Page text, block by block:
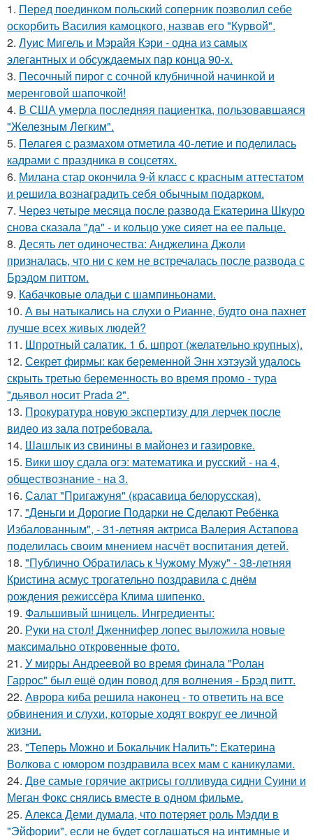
1. Перед поединком польский соперник позволил себе
оскорбить Василия камоцкого, назвав его "Курвой".
2. Луис Мигель и Мэрайя Кэри - одна из самых
элегантных и обсуждаемых пар конца 90-х.
3. Песочный пирог с сочной клубничной начинкой и
меренговой шапочкой!
4. В США умерла последняя пациентка, пользовавшаяся
"Железным Легким".
5. Пелагея с размахом отметила 40-летие и поделилась
кадрами с праздника в соцсетях.
6. Милана стар окончила 9-й класс с красным аттестатом
и решила вознаградить себя обычным подарком.
7. Через четыре месяца после развода Екатерина Шкуро
снова сказала "да" - и кольцо уже сияет на ее пальце.
8. Десять лет одиночества: Анджелина Джоли
призналась, что ни с кем не встречалась после развода с
Брэдом питтом.
9. Кабачковые оладьи с шампиньонами.
10. А вы натыкались на слухи о Рианне, будто она пахнет
лучше всех живых людей?
11. Шпротный салатик. 1 б. шпрот (желательно крупных).
12. Секрет фирмы: как беременной Энн хэтэуэй удалось
скрыть третью беременность во время промо - тура
"дьявол носит Prada 2".
13. Прокуратура новую экспертизу для лерчек после
видео из зала потребовала.
14. Шашлык из свинины в майонез и газировке.
15. Вики шоу сдала огэ: математика и русский - на 4,
обществознание - на 3.
16. Салат "Пригажуня" (красавица белорусская).
17. "Деньги и Дорогие Подарки не Сделают Ребёнка
Избалованным", - 31-летняя актриса Валерия Астапова
поделилась своим мнением насчёт воспитания детей.
18. "Публично Обратилась к Чужому Мужу" - 38-летняя
Кристина асмус трогательно поздравила с днём
рождения режиссёра Клима шипенко.
19. Фальшивый шницель. Ингредиенты:
20. Руки на стол! Дженнифер лопес выложила новые
максимально откровенные фото.
21. У мирры Андреевой во время финала "Ролан
Гаррос" был ещё один повод для волнения - Брэд питт.
22. Аврора киба решила наконец - то ответить на все
обвинения и слухи, которые ходят вокруг ее личной
жизни.
23. "Теперь Можно и Бокальчик Налить": Екатерина
Волкова с юмором поздравила всех мам с каникулами.
24. Две самые горячие актрисы голливуда сидни Суини и
Меган Фокс снялись вместе в одном фильме.
25. Алекса Деми думала, что потеряет роль Мэдди в
"Эйфории", если не будет соглашаться на интимные и